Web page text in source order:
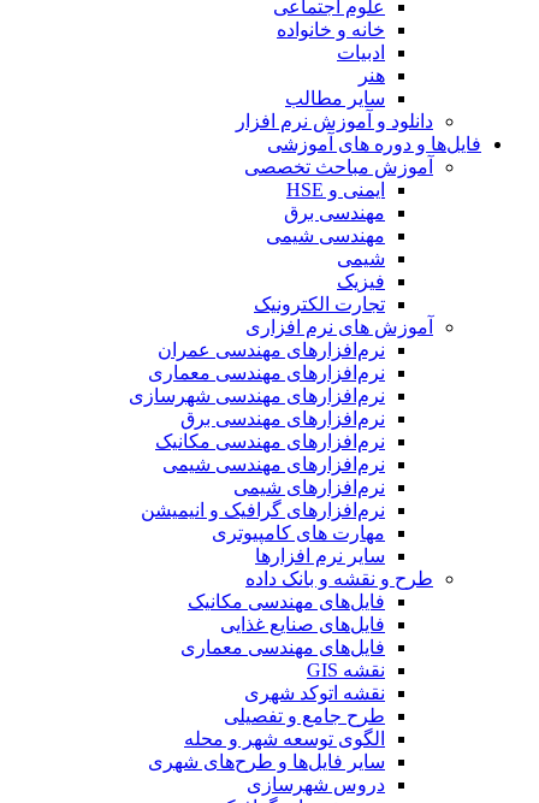
علوم اجتماعی
خانه و خانواده
ادبیات
هنر
سایر مطالب
دانلود و آموزش نرم افزار
فایل‌ها و دوره های آموزشی
آموزش مباحث تخصصی
ایمنی و HSE
مهندسی برق
مهندسی شیمی
شیمی
فیزیک
تجارت الکترونیک
آموزش های نرم افزاری
نرم‌افزارهای مهندسی عمران
نرم‌افزارهای مهندسی معماری
نرم‌افزارهای مهندسی شهرسازی
نرم‌افزارهای مهندسی برق
نرم‌افزارهای مهندسی مکانیک
نرم‌افزارهای مهندسی شیمی
نرم‌افزارهای شیمی
نرم‌افزارهای گرافیک و انیمیشن
مهارت های کامپیوتری
سایر نرم افزارها
طرح و نقشه و بانک داده
فایل‌های مهندسی مکانیک
فایل‌های صنایع غذایی
فایل‌های مهندسی معماری
نقشه GIS
نقشه اتوکد شهری
طرح جامع و تفصیلی
الگوی توسعه شهر و محله
سایر فایل‌ها و طرح‌های شهری
دروس شهرسازی